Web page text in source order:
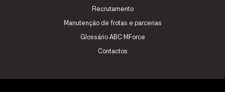
Recrutamento
Manutenção de frotas e parcerias
Glossário ABC MForce
Contactos